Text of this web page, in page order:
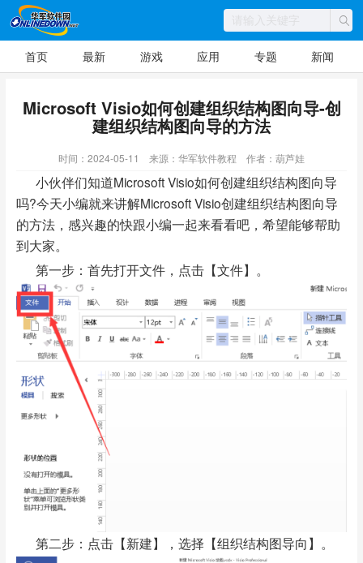
首页 最新 游戏 应用 专题 新闻
Microsoft Visio如何创建组织结构图向导-创
建组织结构图向导的方法
时间：2024-05-11 来源：华军软件教程 作者：葫芦娃
小伙伴们知道Microsoft Visio如何创建组织结构图向导
吗?今天小编就来讲解Microsoft Visio创建组织结构图向导
的方法，感兴趣的快跟小编一起来看看吧，希望能够帮助
到大家。
第一步：首先打开文件，点击【文件】。
第二步：点击【新建】，选择【组织结构图导向】。